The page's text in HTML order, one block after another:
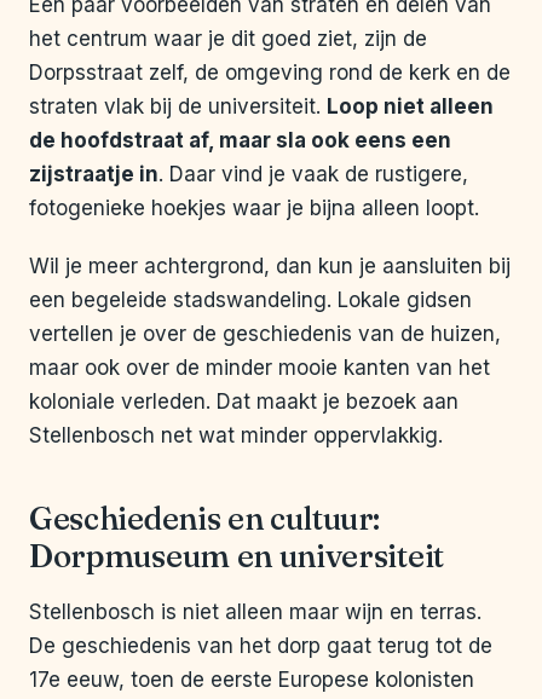
Een paar voorbeelden van straten en delen van
het centrum waar je dit goed ziet, zijn de
Dorpsstraat zelf, de omgeving rond de kerk en de
straten vlak bij de universiteit. Loop niet alleen
de hoofdstraat af, maar sla ook eens een
zijstraatje in. Daar vind je vaak de rustigere,
fotogenieke hoekjes waar je bijna alleen loopt.
Wil je meer achtergrond, dan kun je aansluiten bij
een begeleide stadswandeling. Lokale gidsen
vertellen je over de geschiedenis van de huizen,
maar ook over de minder mooie kanten van het
koloniale verleden. Dat maakt je bezoek aan
Stellenbosch net wat minder oppervlakkig.
Geschiedenis en cultuur:
Dorpmuseum en universiteit
Stellenbosch is niet alleen maar wijn en terras.
De geschiedenis van het dorp gaat terug tot de
17e eeuw, toen de eerste Europese kolonisten